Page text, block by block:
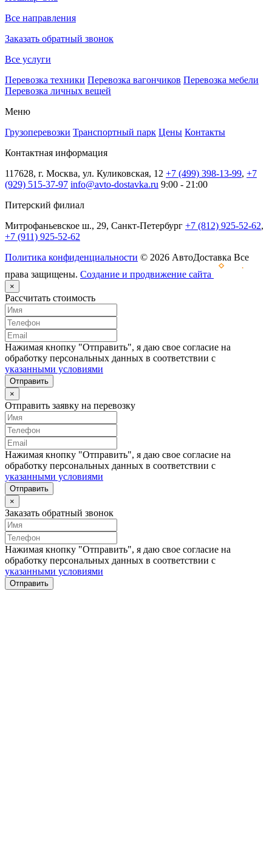
Все направления
Заказать обратный звонок
Все услуги
Перевозка техники Перевозка вагончиков Перевозка мебели
Перевозка личных вещей
Меню
Грузоперевозки Транспортный парк Цены Контакты
Контактная информация
117628, г. Москва, ул. Куликовская, 12 +7 (499) 398-13-99, +7
(929) 515-37-97 info@avto-dostavka.ru 9:00 - 21:00
Питерский филиал
Митрофаньевское ш., 29, Санкт-Петербург +7 (812) 925-52-62,
+7 (911) 925-52-62
Политика конфиденциальности © 2026 АвтоДоставка Все
права защищены. Создание и продвижение сайта
×
Рассчитать стоимость
Нажимая кнопку "Отправить", я даю свое согласие на
обработку персональных данных в соответствии с
указанными условиями
Отправить
×
Отправить заявку на перевозку
Нажимая кнопку "Отправить", я даю свое согласие на
обработку персональных данных в соответствии с
указанными условиями
Отправить
×
Заказать обратный звонок
Нажимая кнопку "Отправить", я даю свое согласие на
обработку персональных данных в соответствии с
указанными условиями
Отправить